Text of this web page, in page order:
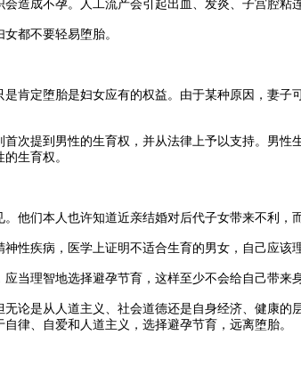
造成不孕。人工流产会引起出血、发炎、子宫腔粘
都不要轻易堕胎。
定堕胎是妇女应有的权益。由于某种原因，妻子
提到男性的生育权，并从法律上予以支持。男性
生育权。
们本人也许知道近亲结婚对后代子女带来不利，
疾病，医学上证明不适合生育的男女，自己应该
理智地选择避孕节育，这样至少不会给自己带来身
是从人道主义、社会道德还是自身经济、健康的
律、自爱和人道主义，选择避孕节育，远离堕胎。